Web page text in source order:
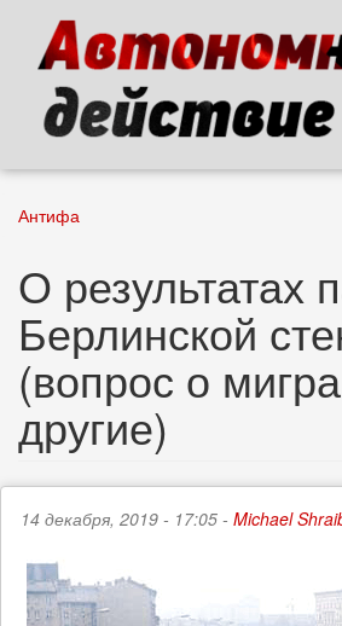
основному
содержанию
Антифа
О результатах
Берлинской
(вопрос о
другие)
14 декабря, 2019 - 17:05 - Michael